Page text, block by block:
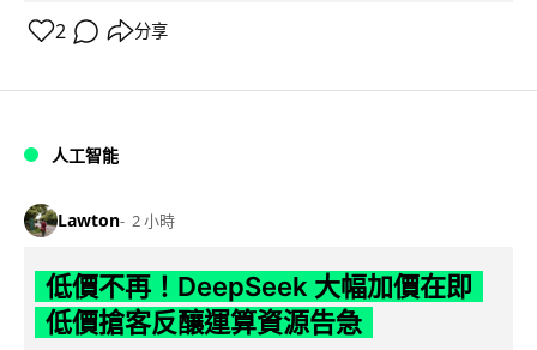
2 分享
人工智能
Lawton 2 小時
低價不再！DeepSeek 大幅加價在即
低價搶客反釀運算資源告急